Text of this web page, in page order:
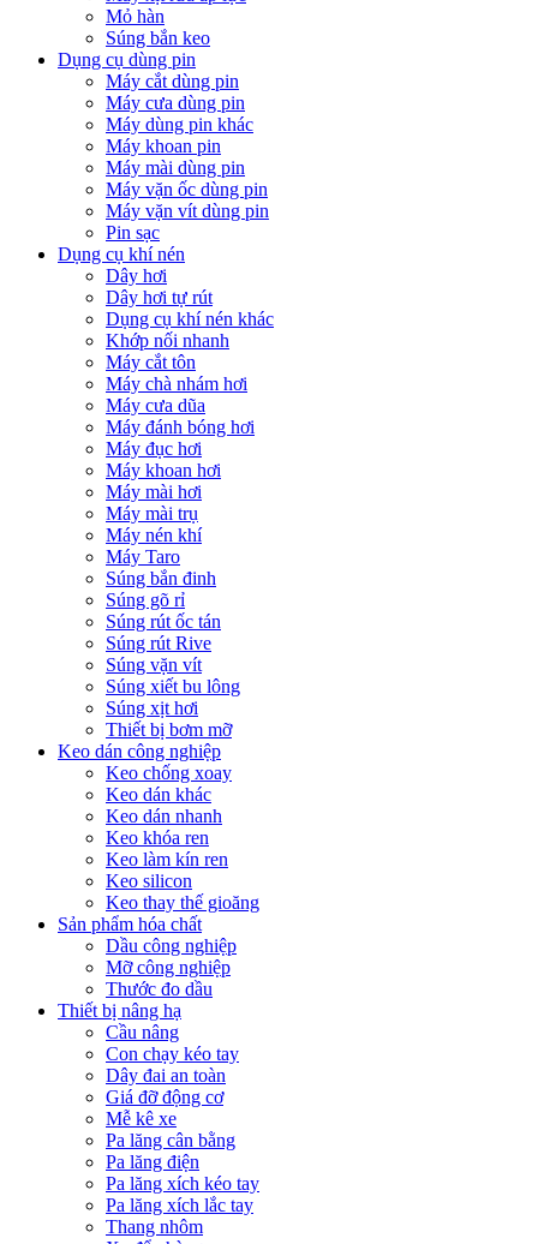
Mỏ hàn
Súng bắn keo
Dụng cụ dùng pin
Máy cắt dùng pin
Máy cưa dùng pin
Máy dùng pin khác
Máy khoan pin
Máy mài dùng pin
Máy vặn ốc dùng pin
Máy vặn vít dùng pin
Pin sạc
Dụng cụ khí nén
Dây hơi
Dây hơi tự rút
Dụng cụ khí nén khác
Khớp nối nhanh
Máy cắt tôn
Máy chà nhám hơi
Máy cưa dũa
Máy đánh bóng hơi
Máy đục hơi
Máy khoan hơi
Máy mài hơi
Máy mài trụ
Máy nén khí
Máy Taro
Súng bắn đinh
Súng gõ rỉ
Súng rút ốc tán
Súng rút Rive
Súng vặn vít
Súng xiết bu lông
Súng xịt hơi
Thiết bị bơm mỡ
Keo dán công nghiệp
Keo chống xoay
Keo dán khác
Keo dán nhanh
Keo khóa ren
Keo làm kín ren
Keo silicon
Keo thay thế gioăng
Sản phẩm hóa chất
Dầu công nghiệp
Mỡ công nghiệp
Thước đo dầu
Thiết bị nâng hạ
Cầu nâng
Con chạy kéo tay
Dây đai an toàn
Giá đỡ động cơ
Mễ kê xe
Pa lăng cân bằng
Pa lăng điện
Pa lăng xích kéo tay
Pa lăng xích lắc tay
Thang nhôm